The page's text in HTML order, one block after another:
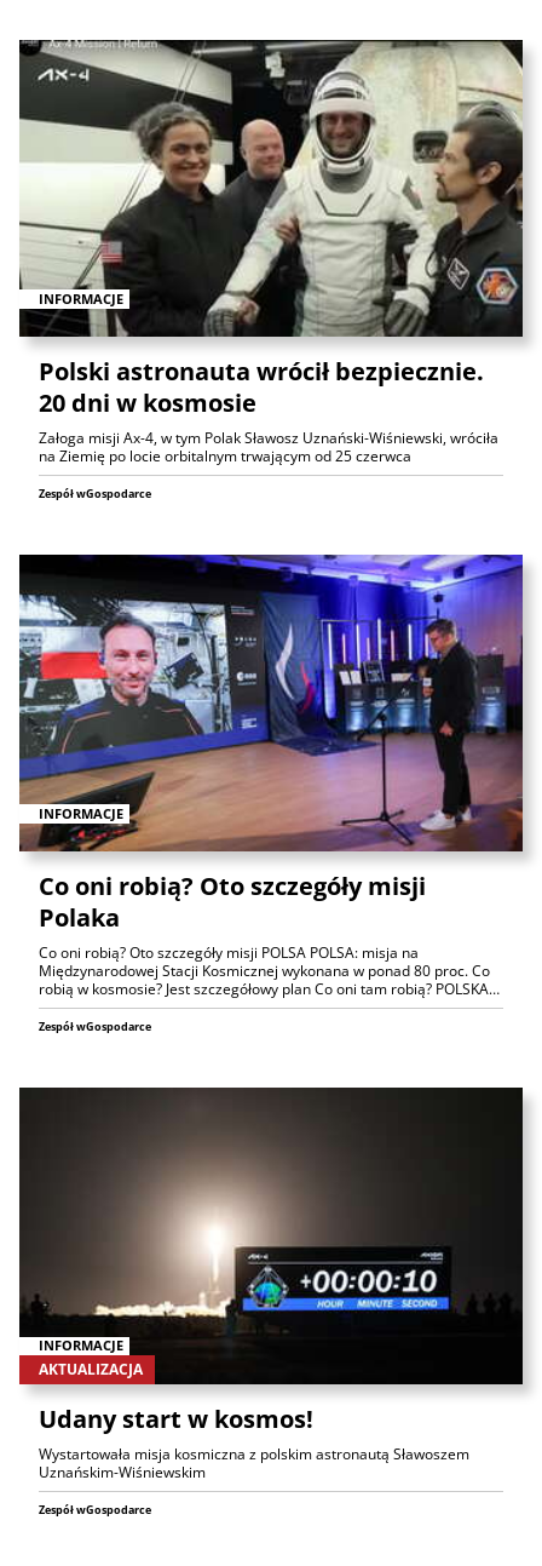
INFORMACJE
Polski astronauta wrócił bezpiecznie.
20 dni w kosmosie
Załoga misji Ax-4, w tym Polak Sławosz Uznański-Wiśniewski, wróciła
na Ziemię po locie orbitalnym trwającym od 25 czerwca
Zespół wGospodarce
INFORMACJE
Co oni robią? Oto szczegóły misji
Polaka
Co oni robią? Oto szczegóły misji POLSA POLSA: misja na
Międzynarodowej Stacji Kosmicznej wykonana w ponad 80 proc. Co
robią w kosmosie? Jest szczegółowy plan Co oni tam robią? POLSKA…
Zespół wGospodarce
INFORMACJE
AKTUALIZACJA
Udany start w kosmos!
Wystartowała misja kosmiczna z polskim astronautą Sławoszem
Uznańskim-Wiśniewskim
Zespół wGospodarce